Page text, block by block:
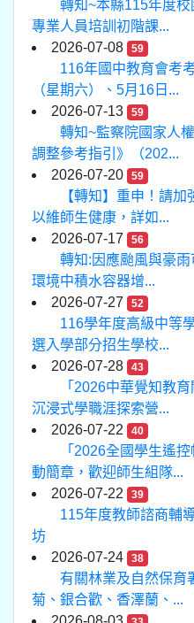
轉知~本縣115年度
專業人員培訓初階課...
2026-07-08
59
116年國中教育會考
（星期六）、5月16日...
2026-07-13
59
轉知~監察院國家人
調整參考指引》（202...
2026-07-20
59
【轉知】重申！請
以維師生健康，詳如...
2026-07-17
56
轉知:因應颱風與豪
環境中積水容器增...
2026-07-27
52
116學年度高級中等
選入學部分招生學校...
2026-07-28
43
「2026中華覺知教
沉浸式學職涯探索營...
2026-07-22
40
「2026全國學生遙
動簡章，歡迎師生組隊...
2026-07-22
39
115年度教師諮商輔
坊
2026-07-24
38
有關林業及自然保育
菊、銀合歡、香澤蘭、...